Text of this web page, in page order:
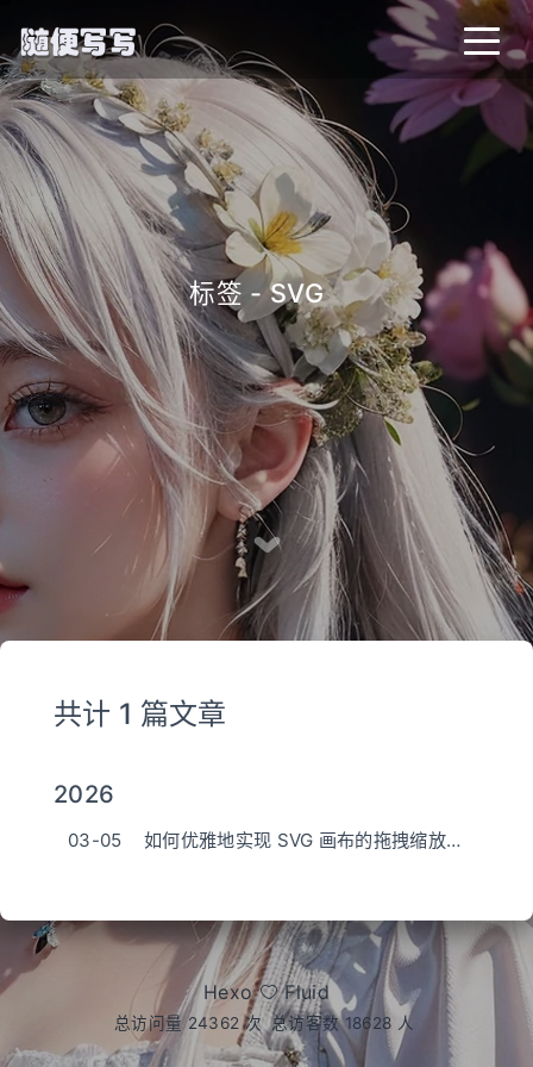
标签 - SVG_
共计 1 篇文章
2026
03-05 如何优雅地实现 SVG 画布的拖拽缩放与动态边界收缩
Hexo Fluid
总访问量24362次 总访客数18628 人